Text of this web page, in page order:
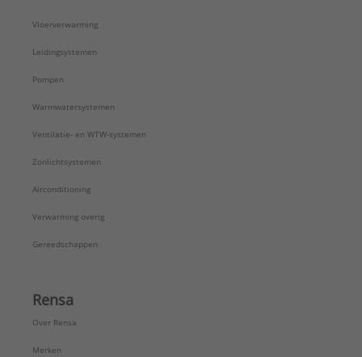
Vloerverwarming
Leidingsystemen
Pompen
Warmwatersystemen
Ventilatie- en WTW-systemen
Zonlichtsystemen
Airconditioning
Verwarming overig
Gereedschappen
Rensa
Over Rensa
Merken